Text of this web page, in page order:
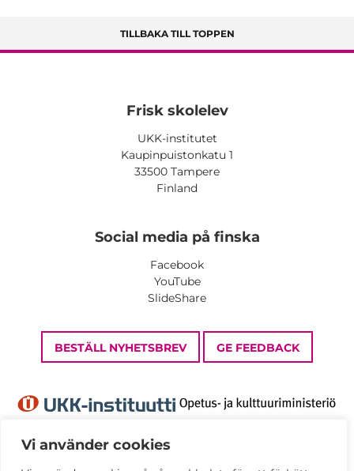
Vi använder cookies
TILLBAKA TILL TOPPEN
Frisk skolelev
UKK-institutet
Kaupinpuistonkatu 1
33500 Tampere
Finland
Social media på finska
Facebook
YouTube
SlideShare
BESTÄLL NYHETSBREV GE FEEDBACK